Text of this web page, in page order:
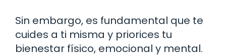
Sin embargo, es fundamental que te
cuides a ti misma y priorices tu
bienestar físico, emocional y mental.